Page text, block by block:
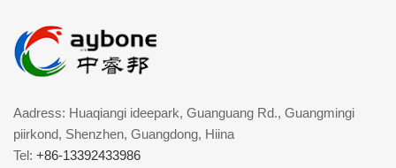
Aadress: Huaqiangi ideepark, Guanguang Rd., Guangmingi
piirkond, Shenzhen, Guangdong, Hiina
Tel: +86-13392433986